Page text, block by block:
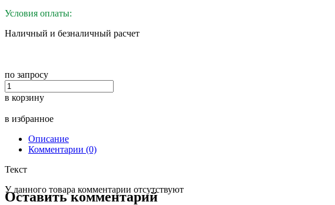
Условия оплаты:
Наличный и безналичный расчет
по запросу
в корзину
в избранное
Описание
Комментарии (0)
Текст
У данного товара комментарии отсутствуют
Оставить комментарий